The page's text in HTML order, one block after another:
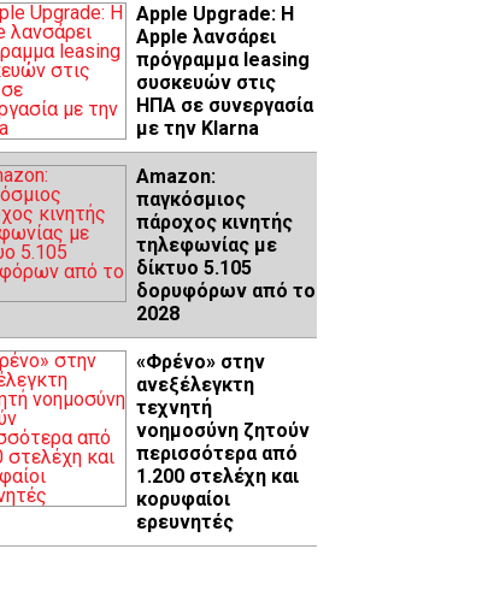
Apple Upgrade: Η
Apple λανσάρει
πρόγραμμα leasing
συσκευών στις
ΗΠΑ σε συνεργασία
με την Klarna
Amazon:
παγκόσμιος
πάροχος κινητής
τηλεφωνίας με
δίκτυο 5.105
δορυφόρων από το
2028
«Φρένο» στην
ανεξέλεγκτη
τεχνητή
νοημοσύνη ζητούν
περισσότερα από
1.200 στελέχη και
κορυφαίοι
ερευνητές